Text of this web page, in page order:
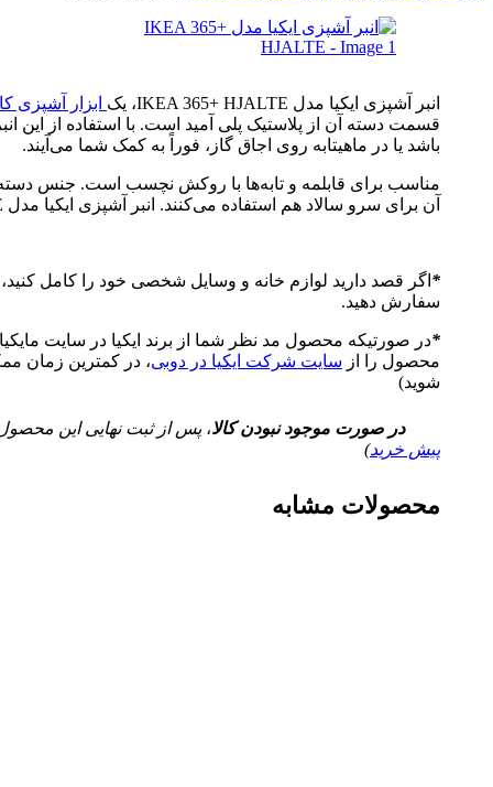
انبر آشپزی ایکیا مدل IKEA 365+ HJALTE، یک
ابزار آشپزی
قسمت دسته آن از پلاستیک پلی آمید است. با استفاده از این
باشد یا در ماهیتابه روی اجاق گاز، فوراً به کمک شما می‌آیند.
مناسب برای قابلمه و تابه‌ها با روکش نچسب است. جنس
آن برای سرو سالاد هم استفاده می‌کنند. انبر آشپزی ایکیا مدل IKEA 365+ HJALTE، قابلیت شستشو در ماشین ظرفشویی را دارد.
* اگر قصد دارید لوازم خانه و وسایل شخصی خود را کامل کنید،
سفارش دهید.
*در صورتیکه محصول مد نظر شما از برند ایکیا در سایت
محصول را از سایت شرکت ایکیا در دوبی، در کمترین زمان
شوید)
در صورت موجود نبودن کالا،پس از ثبت نهایی این محصول به
پیش خرید)
محصولات مشابه